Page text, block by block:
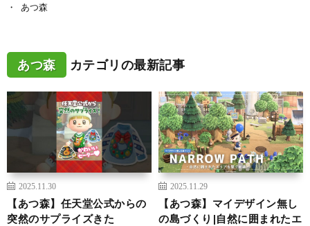
あつ森
あつ森 カテゴリの最新記事
2025.11.30
【あつ森】任天堂公式からの
突然のサプライズきた
2025.11.29
【あつ森】マイデザイン無し
の島づくり|自然に囲まれたエ